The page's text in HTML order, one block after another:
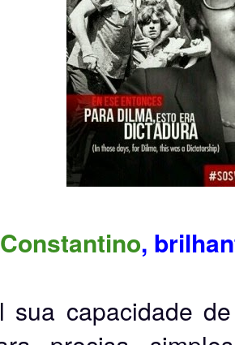
,
sua capacidade